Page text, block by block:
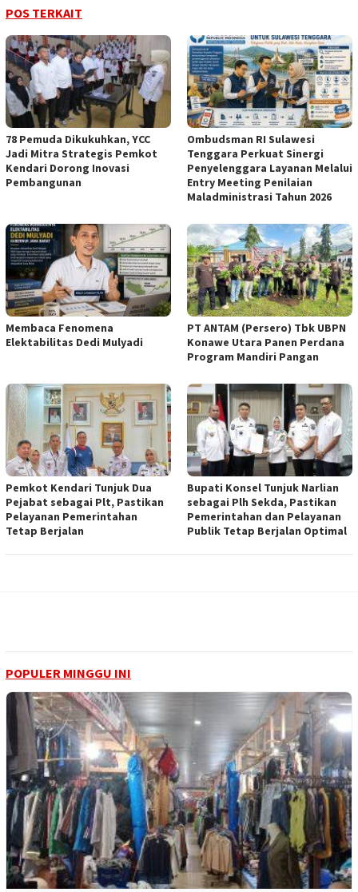
POS TERKAIT
78 Pemuda Dikukuhkan, YCC
Jadi Mitra Strategis Pemkot
Kendari Dorong Inovasi
Pembangunan
Ombudsman RI Sulawesi
Tenggara Perkuat Sinergi
Penyelenggara Layanan Melalui
Entry Meeting Penilaian
Maladministrasi Tahun 2026
Membaca Fenomena
Elektabilitas Dedi Mulyadi
PT ANTAM (Persero) Tbk UBPN
Konawe Utara Panen Perdana
Program Mandiri Pangan
Pemkot Kendari Tunjuk Dua
Pejabat sebagai Plt, Pastikan
Pelayanan Pemerintahan
Tetap Berjalan
Bupati Konsel Tunjuk Narlian
sebagai Plh Sekda, Pastikan
Pemerintahan dan Pelayanan
Publik Tetap Berjalan Optimal
POPULER MINGGU INI